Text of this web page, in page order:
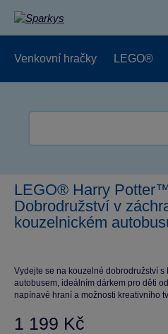
Venkovní hračky LEGO®
LEGO® Harry
Dobrodružství v
kouzelnickém
Vydejte se na kouzelné dobrodružství s
autobusem, ideálním dárkem pro děti
napínavé hraní a možnosti kreativního
1 199 Kč